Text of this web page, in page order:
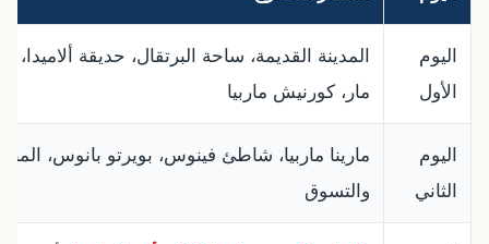
اليوم
الأول
المدينة القديمة، ساحة البرتقال، حديقة ألاميدا،
مار، كورنيش ماربيا
اليوم
الثاني
مارينا ماربيا، شاطئ فينوس، بويرتو بانوس،
والتسوق